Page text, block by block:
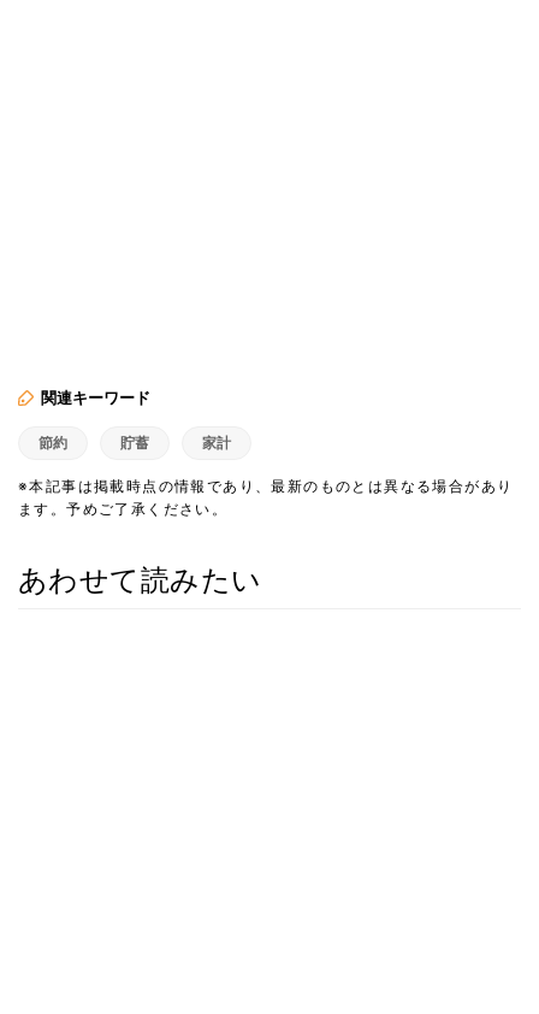
関連キーワード
節約 貯蓄 家計
※本記事は掲載時点の情報であり、最新のものとは異なる場合があり
ます。予めご了承ください。
あわせて読みたい